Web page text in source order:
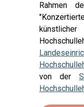
Rahmen
von der